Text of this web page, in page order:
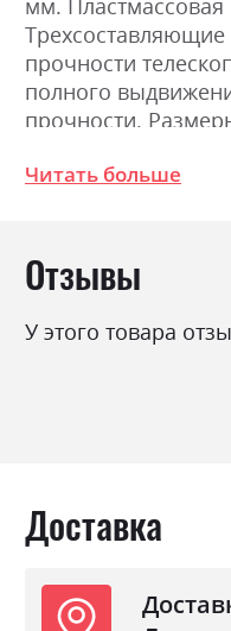
прочности
полного
прочности.
Цвет (Фасад):
Цвет материала
Читать больше
Отзывы
У этого товара
Доставка